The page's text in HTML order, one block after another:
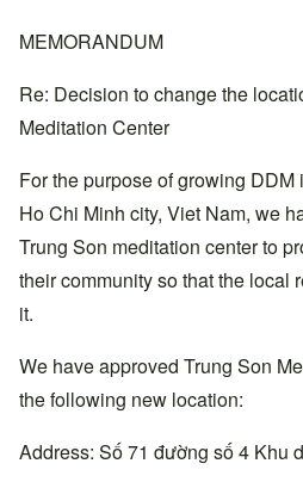
MEMORANDUM
Re: Decision to change the
Meditation Center
For the purpose of growing
Ho Chi Minh city, Viet Nam, we
Trung Son meditation center to
their community so that the local
it.
We have approved Trung Son
the following new location:
Address: Số 71 đường số 4 Khu